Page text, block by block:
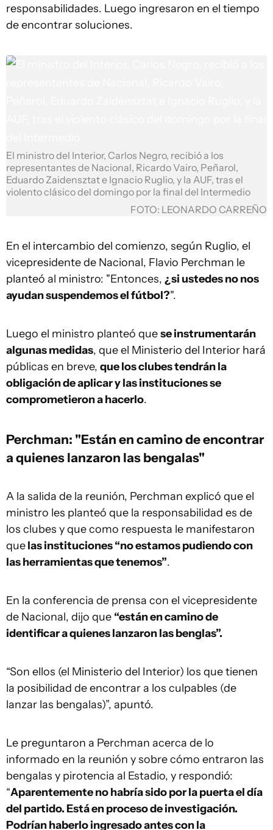
responsabilidades. Luego ingresaron en el tiempo
de encontrar soluciones.
El ministro del Interior, Carlos Negro, recibió a los
representantes de Nacional, Ricardo Vairo, Peñarol,
Eduardo Zaidensztat e Ignacio Ruglio, y la AUF, tras el
violento clásico del domingo por la final del Intermedio
FOTO: LEONARDO CARREÑO
En el intercambio del comienzo, según Ruglio, el
vicepresidente de Nacional, Flavio Perchman le
planteó al ministro: "Entonces, ¿si ustedes no nos
ayudan suspendemos el fútbol?".
Luego el ministro planteó quese instrumentarán
algunas medidas, que el Ministerio del Interior hará
públicas en breve, que los clubes tendrán la
obligación de aplicar y las instituciones se
comprometieron a hacerlo.
Perchman: "Están en camino de encontrar
a quienes lanzaron las bengalas"
A la salida de la reunión, Perchman explicó que el
ministro les planteó que la responsabilidad es de
los clubes y que como respuesta le manifestaron
quelas instituciones “no estamos pudiendo con
las herramientas que tenemos”.
En la conferencia de prensa con el vicepresidente
de Nacional, dijo que “están en camino de
identificar a quienes lanzaron las benglas”.
“Son ellos (el Ministerio del Interior) los que tienen
la posibilidad de encontrar a los culpables (de
lanzar las bengalas)”, apuntó.
Le preguntaron a Perchman acerca de lo
informado en la reunión y sobre cómo entraron las
bengalas y pirotencia al Estadio, y respondió:
“Aparentemente no habría sido por la puerta el día
del partido. Está en proceso de investigación.
Podrían haberlo ingresado antes con la